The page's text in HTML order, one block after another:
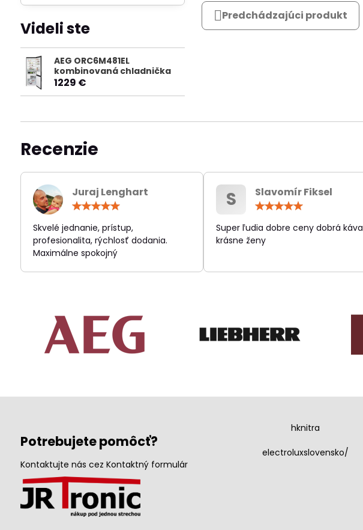
Predchádzajúci produkt
Videli ste
AEG ORC6M481EL
kombinovaná chladnička
1229 €
Recenzie
Juraj Lenghart
Skvelé jednanie, prístup,
profesionalita, rýchlosť dodania.
Maximálne spokojný
S
Slavomír Fiksel
/
5
Super ľudia dobre ceny dobrá káva
krásne ženy
Potrebujete pomôcť?
Kontaktujte nás cez Kontaktný formulár
hknitra
electroluxslovensko/